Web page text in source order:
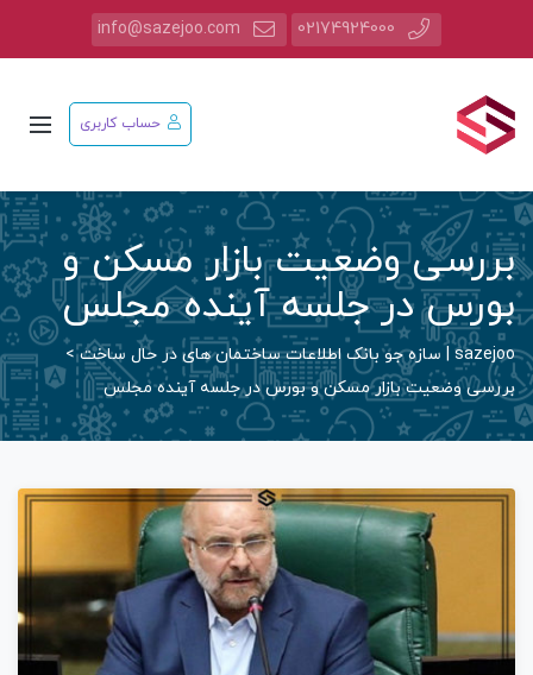
02174924000
info@sazejoo.com
حساب کاربری
بررسی وضعیت بازار مسکن و
بورس در جلسه آینده مجلس
sazejoo | سازه جو بانک اطلاعات ساختمان های در حال ساخت
>
بررسی وضعیت بازار مسکن و بورس در جلسه آینده مجلس